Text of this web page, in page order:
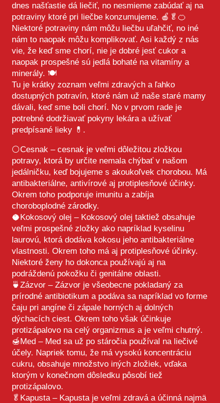
dnes našťastie dá liečiť, no nesmieme zabúdať aj na
potraviny ktoré pri liečbe konzumujeme. 🍎🥬🍊
Niektoré potraviny nám môžu liečbu uľahčiť, no iné
nám to naopak môžu komplikovať. Asi každý z nás
vie, že keď sme chorí, nie je dobré jesť cukor a
naopak prospešné sú jedlá bohaté na vitamíny a
minerály. 🍽
Tu je krátky zoznam veľmi zdravých a ľahko
dostupných potravín, ktoré nám už naše staré mamy
dávali, keď sme boli chorí. No v prvom rade je
potrebné dodržiavať pokyny lekára a užívať
predpísané lieky 💊.
⚪️Cesnak – cesnak je veľmi dôležitou zložkou
potravy, ktorá by určite nemala chýbať v našom
jedálničku, keď bojujeme s akoukoľvek chorobou. Má
antibakteriálne, antivírové aj protiplesňové účinky.
Okrem toho podporuje imunitu a zabíja
choroboplodné zárodky.
🥥Kokosový olej – Kokosový olej taktiež obsahuje
veľmi prospešné zložky ako napríklad kyselinu
laurovú, ktorá dodáva kokosu jeho antibakteriálne
vlastnosti. Okrem toho má aj protiplesňové účinky.
Niektoré ženy ho dokonca používajú aj na
podráždenú pokožku či genitálne oblasti.
🍵Zázvor – Zázvor je všeobecne pokladaný za
prírodné antibiotikum a podáva sa napríklad vo forme
čaju pri angíne či zápale horných aj dolných
dýchacích ciest. Okrem toho však účinkuje
protizápalovo na celý organizmus a je veľmi chutný.
🍯Med – Med sa už po stáročia používal na liečivé
účely. Napriek tomu, že má vysokú koncentráciu
cukru, obsahuje množstvo iných zložiek, vďaka
ktorým v konečnom dôsledku pôsobí tiež
protizápalovo.
🥬Kapusta – Kapusta je veľmi zdravá a účinná najmä